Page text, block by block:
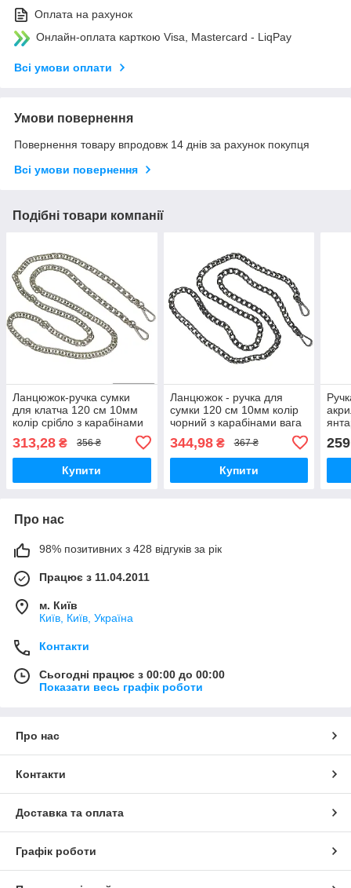
Оплата на рахунок
Онлайн-оплата карткою Visa, Mastercard - LiqPay
Всі умови оплати
Умови повернення
Повернення товару впродовж 14 днів за рахунок покупця
Всі умови повернення
Подібні товари компанії
Ланцюжок-ручка сумки
для клатча 120 см 10мм
колір срібло з карабінами
313,28 ₴ 356 ₴
Купити
Ланцюжок - ручка для
сумки 120 см 10мм колір
чорний з карабінами вага
344,98₴ 367 ₴
Купити
259
Про нас
98% позитивних з 428 відгуків за рік
Працює з 11.04.2011
м. Київ
Київ, Київ, Україна
Контакти
Сьогодні працює з 00:00 до 00:00
Показати весь графік роботи
Про нас
Контакти
Доставка та оплата
Графік роботи